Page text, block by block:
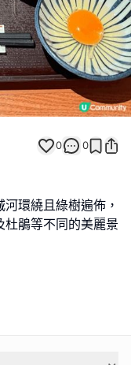
0 0
環繞且綠樹遍佈，
鵑等不同的美麗景